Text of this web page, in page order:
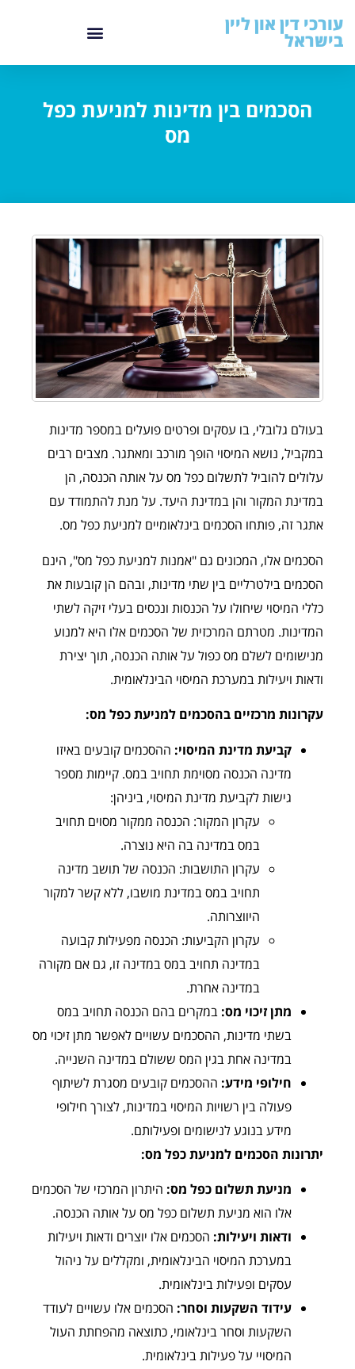
עורכי דין און ליין
בישראל
הסכמים בין מדינות למניעת כפל
מס
בעולם גלובלי, בו עסקים ופרטים פועלים במספר מדינות
במקביל, נושא המיסוי הופך מורכב ומאתגר. מצבים רבים
עלולים להוביל לתשלום כפל מס על אותה הכנסה, הן
במדינת המקור והן במדינת היעד. על מנת להתמודד עם
אתגר זה, פותחו הסכמים בינלאומיים למניעת כפל מס.
הסכמים אלו, המכונים גם "אמנות למניעת כפל מס", הינם
הסכמים בילטרליים בין שתי מדינות, ובהם הן קובעות את
כללי המיסוי שיחולו על הכנסות ונכסים בעלי זיקה לשתי
המדינות. מטרתם המרכזית של הסכמים אלו היא למנוע
מנישומים לשלם מס כפול על אותה הכנסה, תוך יצירת
ודאות ויעילות במערכת המיסוי הבינלאומית.
עקרונות מרכזיים בהסכמים למניעת כפל מס:
קביעת מדינת המיסוי: ההסכמים קובעים באיזו
מדינה הכנסה מסוימת תחויב במס. קיימות מספר
גישות לקביעת מדינת המיסוי, ביניהן:
עקרון המקור: הכנסה ממקור מסוים תחויב
במס במדינה בה היא נוצרה.
עקרון התושבות: הכנסה של תושב מדינה
תחויב במס במדינת מושבו, ללא קשר למקור
היווצרותה.
עקרון הקביעות: הכנסה מפעילות קבועה
במדינה תחויב במס במדינה זו, גם אם מקורה
במדינה אחרת.
מתן זיכוי מס: במקרים בהם הכנסה תחויב במס
בשתי מדינות, ההסכמים עשויים לאפשר מתן זיכוי מס
במדינה אחת בגין המס ששולם במדינה השנייה.
חילופי מידע: ההסכמים קובעים מסגרת לשיתוף
פעולה בין רשויות המיסוי במדינות, לצורך חילופי
מידע בנוגע לנישומים ופעילותם.
יתרונות הסכמים למניעת כפל מס:
מניעת תשלום כפל מס: היתרון המרכזי של הסכמים
אלו הוא מניעת תשלום כפל מס על אותה הכנסה.
ודאות ויעילות: הסכמים אלו יוצרים ודאות ויעילות
במערכת המיסוי הבינלאומית, ומקללים על ניהול
עסקים ופעילות בינלאומית.
עידוד השקעות וסחר: הסכמים אלו עשויים לעודד
השקעות וסחר בינלאומי, כתוצאה מהפחתת העול
המיסויי על פעילות בינלאומית.